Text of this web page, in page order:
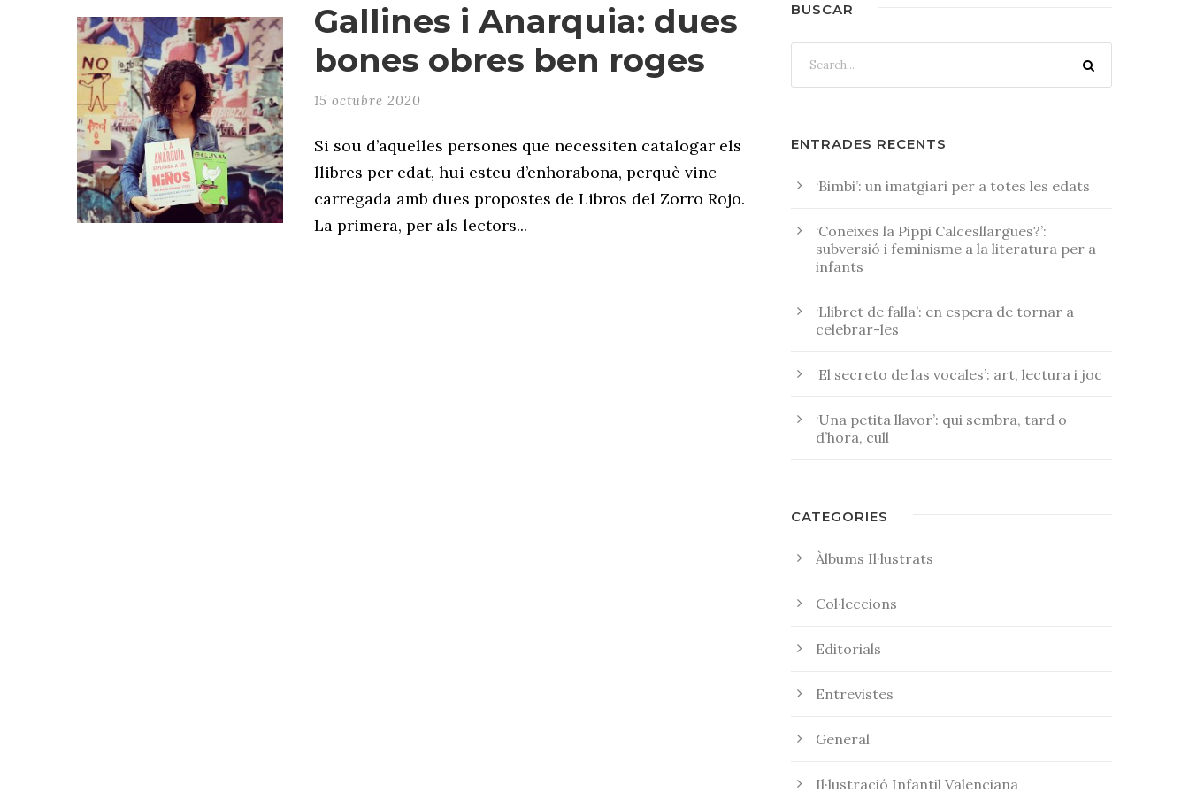
Gallines i Anarquia: dues
bones obres ben roges
15 octubre 2020
Si sou d’aquelles persones que necessiten catalogar els
llibres per edat, hui esteu d’enhorabona, perquè vinc
carregada amb dues propostes de Libros del Zorro Rojo.
La primera, per als lectors...
BUSCAR
ENTRADES RECENTS
‘Bimbi’: un imatgiari per a totes les edats
‘Coneixes la Pippi Calcesllargues?’:
subversió i feminisme a la literatura per a
infants
‘Llibret de falla’: en espera de tornar a
celebrar-les
‘El secreto de las vocales’: art, lectura i joc
‘Una petita llavor’: qui sembra, tard o
d’hora, cull
CATEGORIES
Àlbums Il·lustrats
Col·leccions
Editorials
Entrevistes
General
Il·lustració Infantil Valenciana